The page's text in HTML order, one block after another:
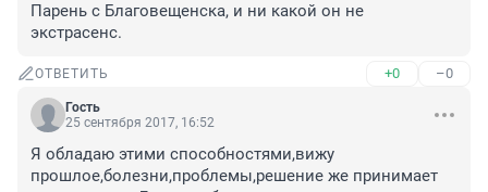
Парень с Благовещенска, и ни какой он не
экстрасенс.
ОТВЕТИТЬ +0 –0
Гость
25 сентября 2017, 16:52
Я обладаю этими способностями,вижу
прошлое,болезни,проблемы,решение же принимает